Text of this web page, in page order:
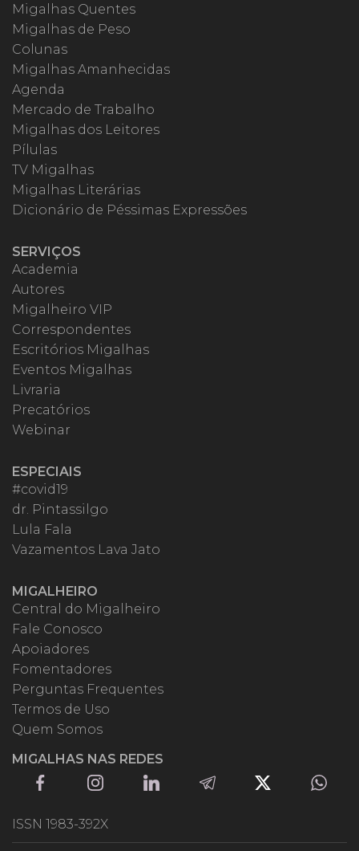
Migalhas Quentes
Migalhas de Peso
Colunas
Migalhas Amanhecidas
Agenda
Mercado de Trabalho
Migalhas dos Leitores
Pílulas
TV Migalhas
Migalhas Literárias
Dicionário de Péssimas Expressões
SERVIÇOS
Academia
Autores
Migalheiro VIP
Correspondentes
Escritórios Migalhas
Eventos Migalhas
Livraria
Precatórios
Webinar
ESPECIAIS
#covid19
dr. Pintassilgo
Lula Fala
Vazamentos Lava Jato
MIGALHEIRO
Central do Migalheiro
Fale Conosco
Apoiadores
Fomentadores
Perguntas Frequentes
Termos de Uso
Quem Somos
MIGALHAS NAS REDES
ISSN 1983-392X